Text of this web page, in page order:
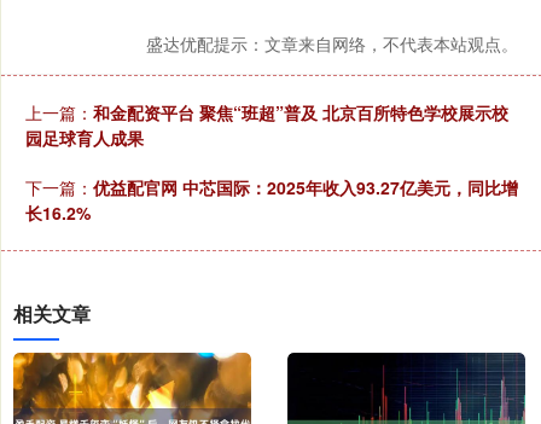
盛达优配提示：文章来自网络，不代表本站观点。
上一篇： 和金配资平台 聚焦“班超”普及 北京百所特色学校展示校
园足球育人成果
下一篇： 优益配官网 中芯国际：2025年收入93.27亿美元，同比增
长16.2%
相关文章